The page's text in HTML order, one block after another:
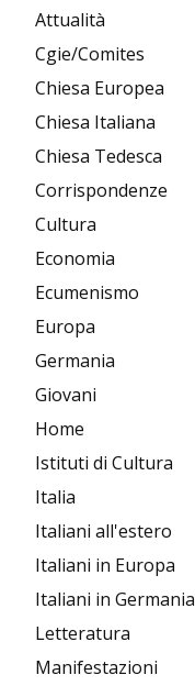
Attualità
Cgie/Comites
Chiesa Europea
Chiesa Italiana
Chiesa Tedesca
Corrispondenze
Cultura
Economia
Ecumenismo
Europa
Germania
Giovani
Home
Istituti di Cultura
Italia
Italiani all'estero
Italiani in Europa
Italiani in Germania
Letteratura
Manifestazioni